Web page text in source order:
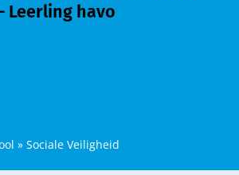
Leerling havo
» Sociale Veiligheid